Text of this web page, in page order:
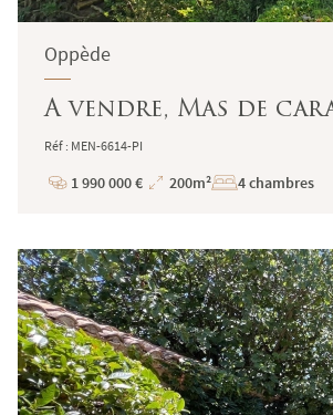
Oppède
A vendre, Mas de
Réf : MEN-6614-PI
Prix
1 990 000 €
Superficie
200m² 4 chambres